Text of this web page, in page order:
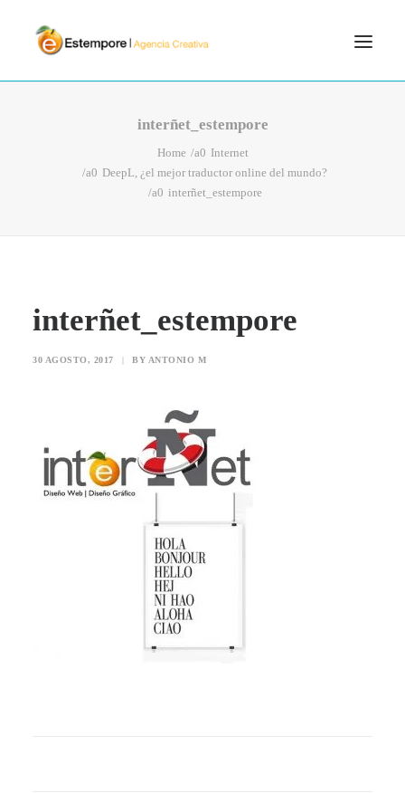
PORTFOLIO
interñet_estempore
Home
Internet
DeepL, ¿el mejor traductor online del mundo?
interñet_estempore
interñet_estempore
30 AGOSTO, 2017 | BY ANTONIO M